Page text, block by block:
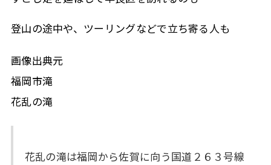
登山の途中や、ツーリングなどで立ち寄る人も
画像出典元
福岡市滝
花乱の滝
花乱の滝は福岡から佐賀に向う国道２６３号線